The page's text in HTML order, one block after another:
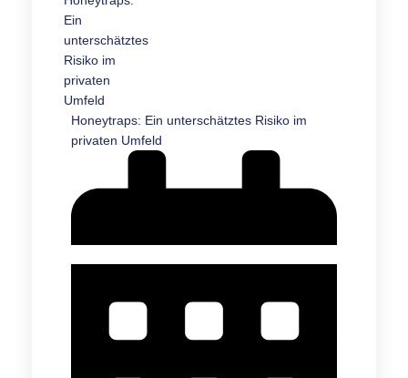
Honeytraps: Ein unterschätztes Risiko im
privaten Umfeld